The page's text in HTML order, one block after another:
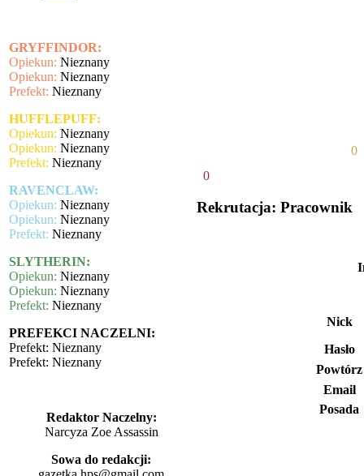
GRYFFINDOR:
Opiekun: Nieznany
Opiekun: Nieznany
Prefekt: Nieznany
HUFFLEPUFF:
Opiekun: Nieznany
Opiekun: Nieznany
Prefekt: Nieznany
RAVENCLAW:
Opiekun: Nieznany
Opiekun: Nieznany
Prefekt: Nieznany
SLYTHERIN:
Opiekun: Nieznany
Opiekun: Nieznany
Prefekt: Nieznany
PREFEKCI NACZELNI:
Prefekt: Nieznany
Prefekt: Nieznany
Redaktor Naczelny:
Narcyza Zoe Assassin
Sowa do redakcji:
0
0
Rekrutacja: Pracownik
Nick
Hasło
Powtórz
Email
Posada